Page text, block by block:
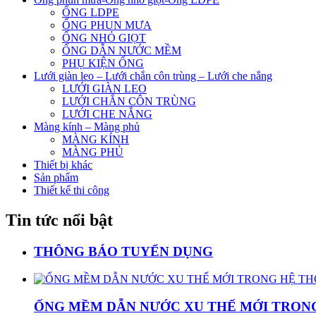
ỐNG LDPE
ỐNG PHUN MƯA
ỐNG NHỎ GIỌT
ỐNG DẪN NƯỚC MỀM
PHỤ KIỆN ỐNG
Lưới giàn leo – Lưới chắn côn trùng – Lưới che nắng
LƯỚI GIÀN LEO
LƯỚI CHẮN CÔN TRÙNG
LƯỚI CHE NẮNG
Màng kính – Màng phủ
MÀNG KÍNH
MÀNG PHỦ
Thiết bị khác
Sản phẩm
Thiết kế thi công
Tin tức nổi bật
THÔNG BÁO TUYỂN DỤNG
ỐNG MỀM DẪN NƯỚC XU THẾ MỚI